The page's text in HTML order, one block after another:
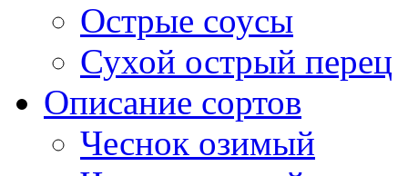
Острые соусы
Сухой острый перец
Описание сортов
Чеснок озимый